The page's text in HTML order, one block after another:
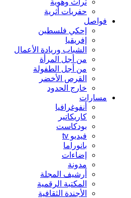
حفريات أثرية
فواصل
إحكي فلسطين
إفريقيا
الشباب وريادة الأعمال
من أجل المرأة
من أجل الطفولة
القرص الأخضر
خارج الحدود
مسارات
أنفوغرافيا
كاريكاتير
بودكاست
فيديو tv
بانوراما
إضاءات
مدونة
أرشيف المجلة
المكتبة الرقمية
الأجندة الثقافية